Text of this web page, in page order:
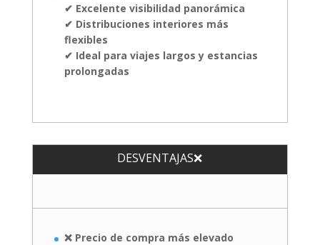
✔ Excelente visibilidad panorámica
✔ Distribuciones interiores más
flexibles
✔ Ideal para viajes largos y estancias
prolongadas
DESVENTAJAS❌
❌ Precio de compra más elevado